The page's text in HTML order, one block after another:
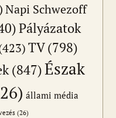
Napi Schwezoff
Pályázatok
TV(798)
(847)Észak
állami média
(26)